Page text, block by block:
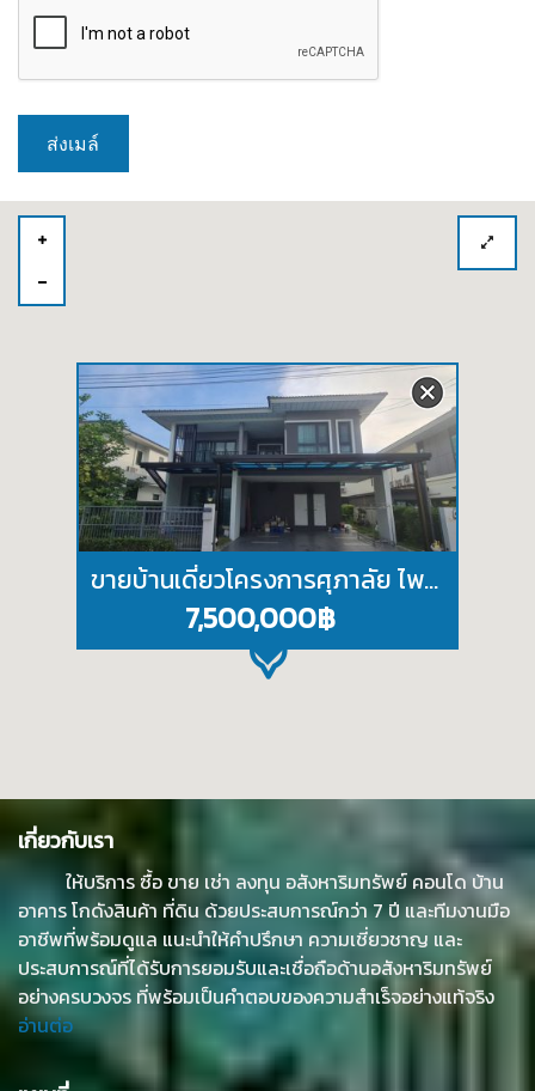
ขายบ้านเดี่ยวโครงการศุภาลัย ไพร์ด ศรีราชา บ้านหรู ฟังก์ชันครบ เดินทางสะดวก
7,500,000฿
เกี่ยวกับเรา
ให้บริการ ซื้อ ขาย เช่า ลงทุน อสังหาริมทรัพย์ คอนโด บ้าน
อาคาร โกดังสินค้า ที่ดิน ด้วยประสบการณ์กว่า 7 ปี และทีมงานมือ
อาชีพที่พร้อมดูแล แนะนำให้คำปรึกษา ความเชี่ยวชาญ และ
ประสบการณ์ที่ได้รับการยอมรับและเชื่อถือด้านอสังหาริมทรัพย์
อย่างครบวงจร ที่พร้อมเป็นคำตอบของความสำเร็จอย่างแท้จริง
อ่านต่อ